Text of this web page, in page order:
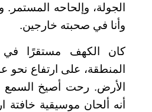
الجولة، وإلحاحه المستمر.
وأنا في صحبته خارجين.
كان الكهف مستقرًا
المنطقة، على ارتفاع
الأرض. رحت أصيخ
أنه ألحان موسيقية خافتة